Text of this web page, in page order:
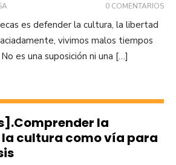
0 COMENTARIOS
es defender la cultura, la libertad
vivimos malos tiempos
es una suposición ni una […]
la
cultura como vía para